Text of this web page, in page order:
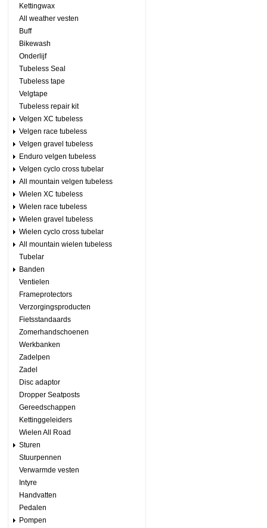
Kettingwax
All weather vesten
Buff
Bikewash
Onderlijf
Tubeless Seal
Tubeless tape
Velgtape
Tubeless repair kit
Velgen XC tubeless
Velgen race tubeless
Velgen gravel tubeless
Enduro velgen tubeless
Velgen cyclo cross tubelar
All mountain velgen tubeless
Wielen XC tubeless
Wielen race tubeless
Wielen gravel tubeless
Wielen cyclo cross tubelar
All mountain wielen tubeless
Tubelar
Banden
Ventielen
Frameprotectors
Verzorgingsproducten
Fietsstandaards
Zomerhandschoenen
Werkbanken
Zadelpen
Zadel
Disc adaptor
Dropper Seatposts
Gereedschappen
Kettinggeleiders
Wielen All Road
Sturen
Stuurpennen
Verwarmde vesten
Intyre
Handvatten
Pedalen
Pompen